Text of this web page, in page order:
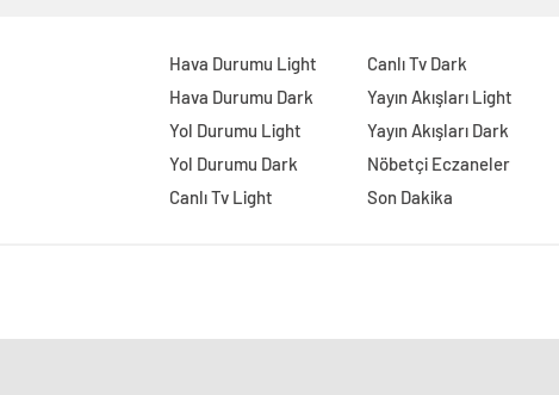
Hava Durumu Light
Hava Durumu Dark
Yol Durumu Light
Yol Durumu Dark
Canlı Tv Light
Canlı Tv Dark
Yayın Akışları Light
Yayın Akışları Dark
Nöbetçi Eczaneler
Son Dakika